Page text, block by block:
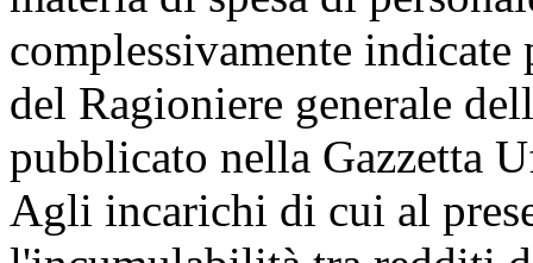
complessivamente indicate
del Ragioniere generale
pubblicato nella Gazzetta
Agli incarichi di cui al